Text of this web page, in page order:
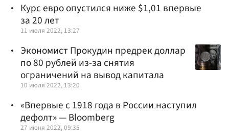
Курс евро опустился ниже $1,01 впервые
за 20 лет
11 июля 2022, 13:27
Экономист Прокудин предрек доллар
по 80 рублей из-за снятия
ограничений на вывод капитала
10 июля 2022, 13:20
«Впервые с 1918 года в России наступил
дефолт» — Bloomberg
27 июня 2022, 09:35